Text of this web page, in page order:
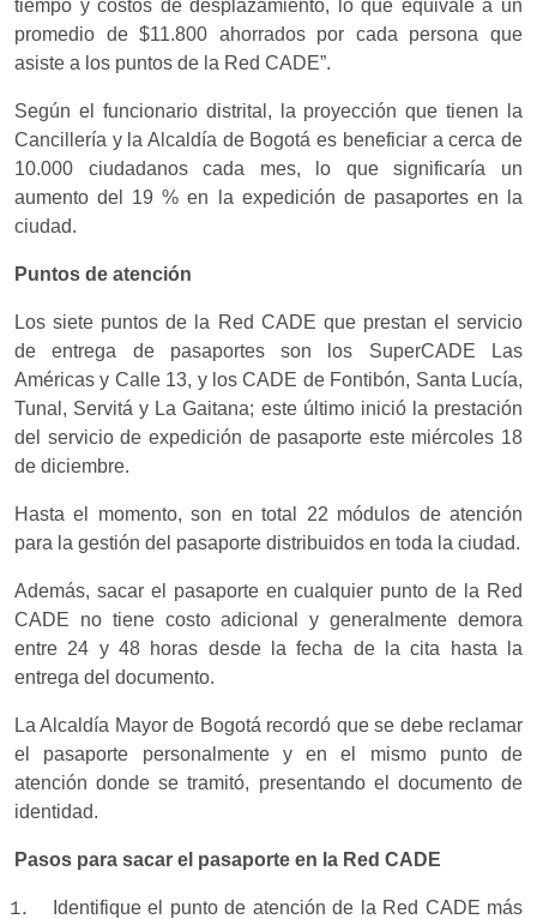
tiempo y costos de desplazamiento, lo que equivale a un
promedio de $11.800 ahorrados por cada persona que
asiste a los puntos de la Red CADE”.
Según el funcionario distrital, la proyección que tienen la
Cancillería y la Alcaldía de Bogotá es beneficiar a cerca de
10.000 ciudadanos cada mes, lo que significaría un
aumento del 19 % en la expedición de pasaportes en la
ciudad.
Puntos de atención
Los siete puntos de la Red CADE que prestan el servicio
de entrega de pasaportes son los SuperCADE Las
Américas y Calle 13, y los CADE de Fontibón, Santa Lucía,
Tunal, Servitá y La Gaitana; este último inició la prestación
del servicio de expedición de pasaporte este miércoles 18
de diciembre.
Hasta el momento, son en total 22 módulos de atención
para la gestión del pasaporte distribuidos en toda la ciudad.
Además, sacar el pasaporte en cualquier punto de la Red
CADE no tiene costo adicional y generalmente demora
entre 24 y 48 horas desde la fecha de la cita hasta la
entrega del documento.
La Alcaldía Mayor de Bogotá recordó que se debe reclamar
el pasaporte personalmente y en el mismo punto de
atención donde se tramitó, presentando el documento de
identidad.
Pasos para sacar el pasaporte en la Red CADE
Identifique el punto de atención de la Red CADE más